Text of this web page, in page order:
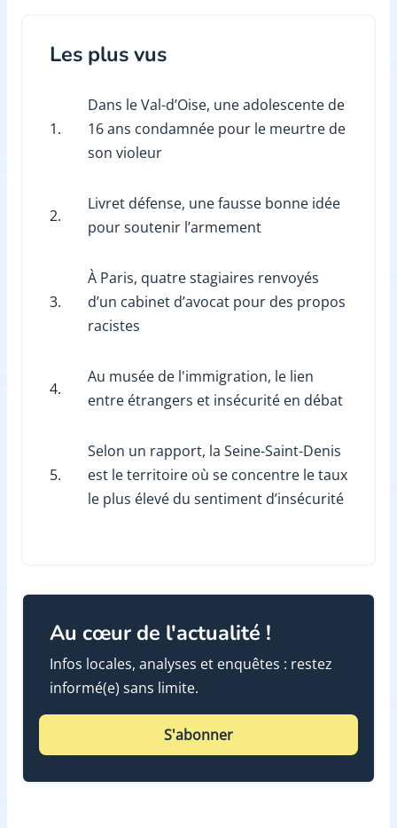
Les plus vus
1.
Dans le Val-d’Oise, une adolescente de
16 ans condamnée pour le meurtre de
son violeur
2.
Livret défense, une fausse bonne idée
pour soutenir l’armement
3.
À Paris, quatre stagiaires renvoyés
d’un cabinet d’avocat pour des propos
racistes
4.
Au musée de l'immigration, le lien
entre étrangers et insécurité en débat
5.
Selon un rapport, la Seine-Saint-Denis
est le territoire où se concentre le taux
le plus élevé du sentiment d’insécurité
Au cœur de l'actualité !
Infos locales, analyses et enquêtes : restez
informé(e) sans limite.
S'abonner